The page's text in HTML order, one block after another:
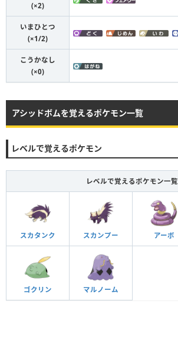
(×2)
いまひとつ
(×1/2)
こうかなし
(×0)
アシッドボムを覚えるポケモン一覧
レベルで覚えるポケモン
レベルで覚えるポケモン一覧
スカタンク スカンプー アーボ
ゴクリン マルノーム